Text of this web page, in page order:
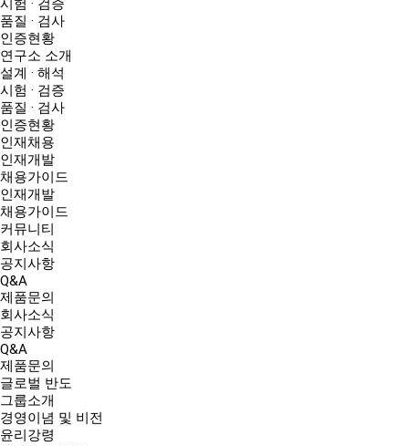
시험 · 검증
품질 · 검사
인증현황
연구소 소개
설계 · 해석
시험 · 검증
품질 · 검사
인증현황
인재채용
인재개발
채용가이드
인재개발
채용가이드
커뮤니티
회사소식
공지사항
Q&A
제품문의
회사소식
공지사항
Q&A
제품문의
글로벌 반도
그룹소개
경영이념 및 비전
윤리강령